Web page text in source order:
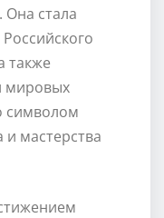
стала
также
мировых
символом
мастерства